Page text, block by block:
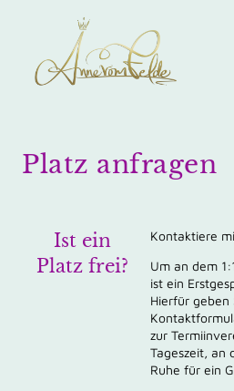
Platz anfragen
Ist ein
Platz frei?
Kontaktiere
Um an dem
ist ein
Hierfür geben
zur
Tageszeit, an
Ruhe für ein